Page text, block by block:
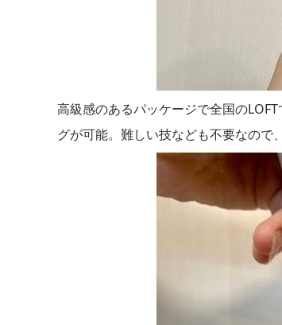
高級感のあるパッケージで全国の
グが可能。難しい技なども不要なので